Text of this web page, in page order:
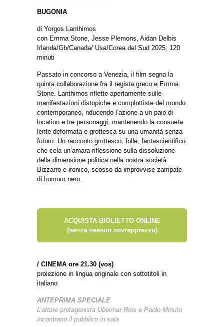
BUGONIA
di Yorgos Lanthimos
con Emma Stone, Jesse Plemons, Aidan Delbis
Irlanda/Gb/Canada/ Usa/Corea del Sud 2025; 120
minuti
Passato in concorso a Venezia, il film segna la
quinta collaborazione fra il regista greco e Emma
Stone. Lanthimos riflette apertamente sulle
manifestazioni distopiche e complottiste del mondo
contemporaneo, riducendo l’azione a un paio di
location e tre personaggi, mantenendo la consueta
lente deformata e grottesca su una umanità senza
futuro. Un racconto grottesco, folle, fantascientifico
che cela un’amara riflessione sulla dissoluzione
della dimensione politica nella nostra società.
Bizzarro e ironico, scosso da improvvise zampate
di humour nero.
ACQUISTA BIGLIETTO ONLINE
(senza nessun sovrapprezzo)
/ CINEMA ore 21.30 (vos)
proiezione in lingua originale con sottotitoli in
italiano
ANTEPRIMA SPECIALE
L’attore protagonista Ubeimar Rios e Paolo Minuto
incontrano il pubblico in sala